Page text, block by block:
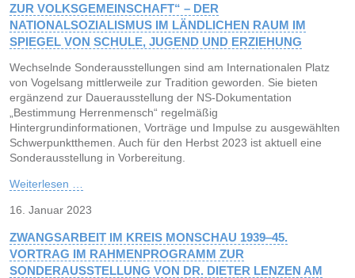
ZUR VOLKSGEMEINSCHAFT“ – DER
NATIONALSOZIALISMUS IM LÄNDLICHEN RAUM IM
SPIEGEL VON SCHULE, JUGEND UND ERZIEHUNG
Wechselnde Sonderausstellungen sind am Internationalen Platz
von Vogelsang mittlerweile zur Tradition geworden. Sie bieten
ergänzend zur Dauerausstellung der NS-Dokumentation
„Bestimmung Herrenmensch“ regelmäßig
Hintergrundinformationen, Vorträge und Impulse zu ausgewählten
Schwerpunktthemen. Auch für den Herbst 2023 ist aktuell eine
Sonderausstellung in Vorbereitung.
Weiterlesen …
16. Januar 2023
ZWANGSARBEIT IM KREIS MONSCHAU 1939‒45.
VORTRAG IM RAHMENPROGRAMM ZUR
SONDERAUSSTELLUNG VON DR. DIETER LENZEN AM